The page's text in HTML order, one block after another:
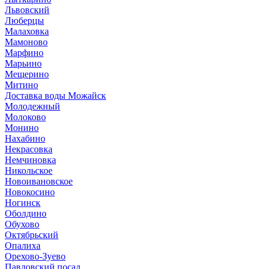
Львовский
Люберцы
Малаховка
Мамоново
Марфино
Марьино
Мещерино
Митино
Доставка воды Можайск
Молодежный
Молоково
Монино
Нахабино
Некрасовка
Немчиновка
Никольское
Новоивановское
Новокосино
Ногинск
Оболдино
Обухово
Октябрьский
Опалиха
Орехово-Зуево
Павловский посад